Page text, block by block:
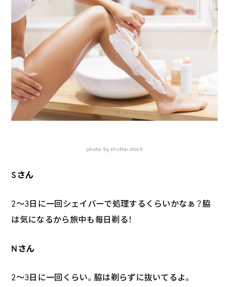
photo by shutterstock
Sさん
2〜3日に一回シェイバーで処理するくらいかなぁ？脇
は気になるから旅中も毎日剃る！
Nさん
2〜3日に一回くらい。脇は剃らずに抜いてるよ。